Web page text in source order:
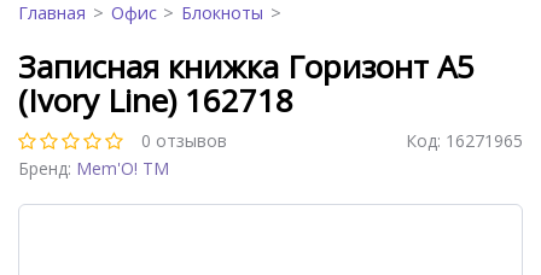
Главная Офис Блокноты
Записная книжка Горизонт А5
(Ivory Line) 162718
0 отзывов
Бренд: Mem'O! ТМ
Код: 16271965